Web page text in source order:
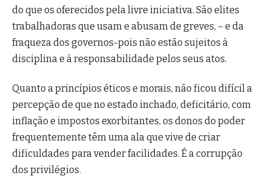
do que os oferecidos pela livre iniciativa. São elites
trabalhadoras que usam e abusam de greves, – e da
fraqueza dos governos-pois não estão sujeitos à
disciplina e à responsabilidade pelos seus atos.
Quanto a princípios éticos e morais, não ficou difícil a
percepção de que no estado inchado, deficitário, com
inflação e impostos exorbitantes, os donos do poder
frequentemente têm uma ala que vive de criar
dificuldades para vender facilidades. É a corrupção
dos privilégios.